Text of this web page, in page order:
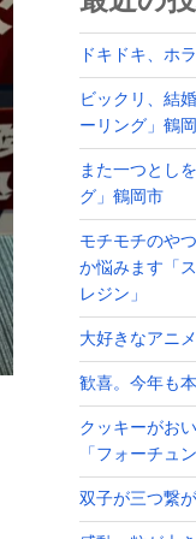
ドキドキ、ホ
ビックリ、結
ーリング」鶴
また一つとし
グ」鶴岡市
モチモチのや
か悩みます「
レジン」
大好きなアニ
歓喜。今年も
クッキーがお
「フォーチュ
双子が三つ繋